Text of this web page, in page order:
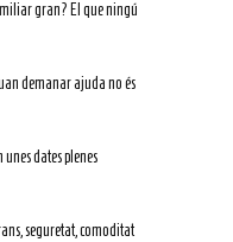
gran? El que ningú
demanar ajuda no és
dates plenes
seguretat, comoditat